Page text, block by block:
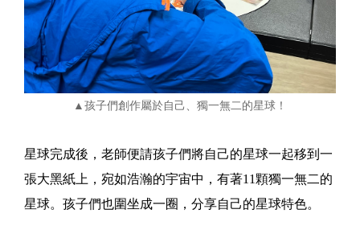
▲孩子們創作屬於自己、獨一無二的星球！
星球完成後，老師便請孩子們將自己的星球一起移到一
張大黑紙上，宛如浩瀚的宇宙中，有著11顆獨一無二的
星球。孩子們也圍坐成一圈，分享自己的星球特色。